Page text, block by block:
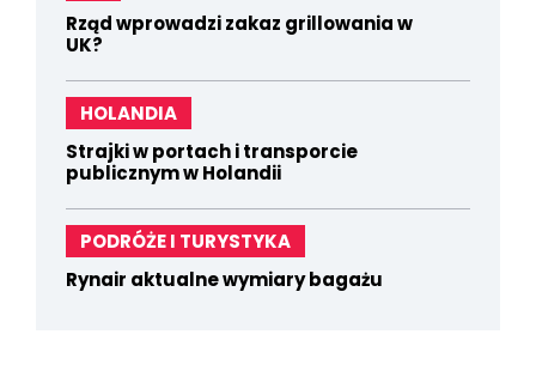
Rząd wprowadzi zakaz grillowania w
UK?
HOLANDIA
Strajki w portach i transporcie
publicznym w Holandii
PODRÓŻE I TURYSTYKA
Rynair aktualne wymiary bagażu